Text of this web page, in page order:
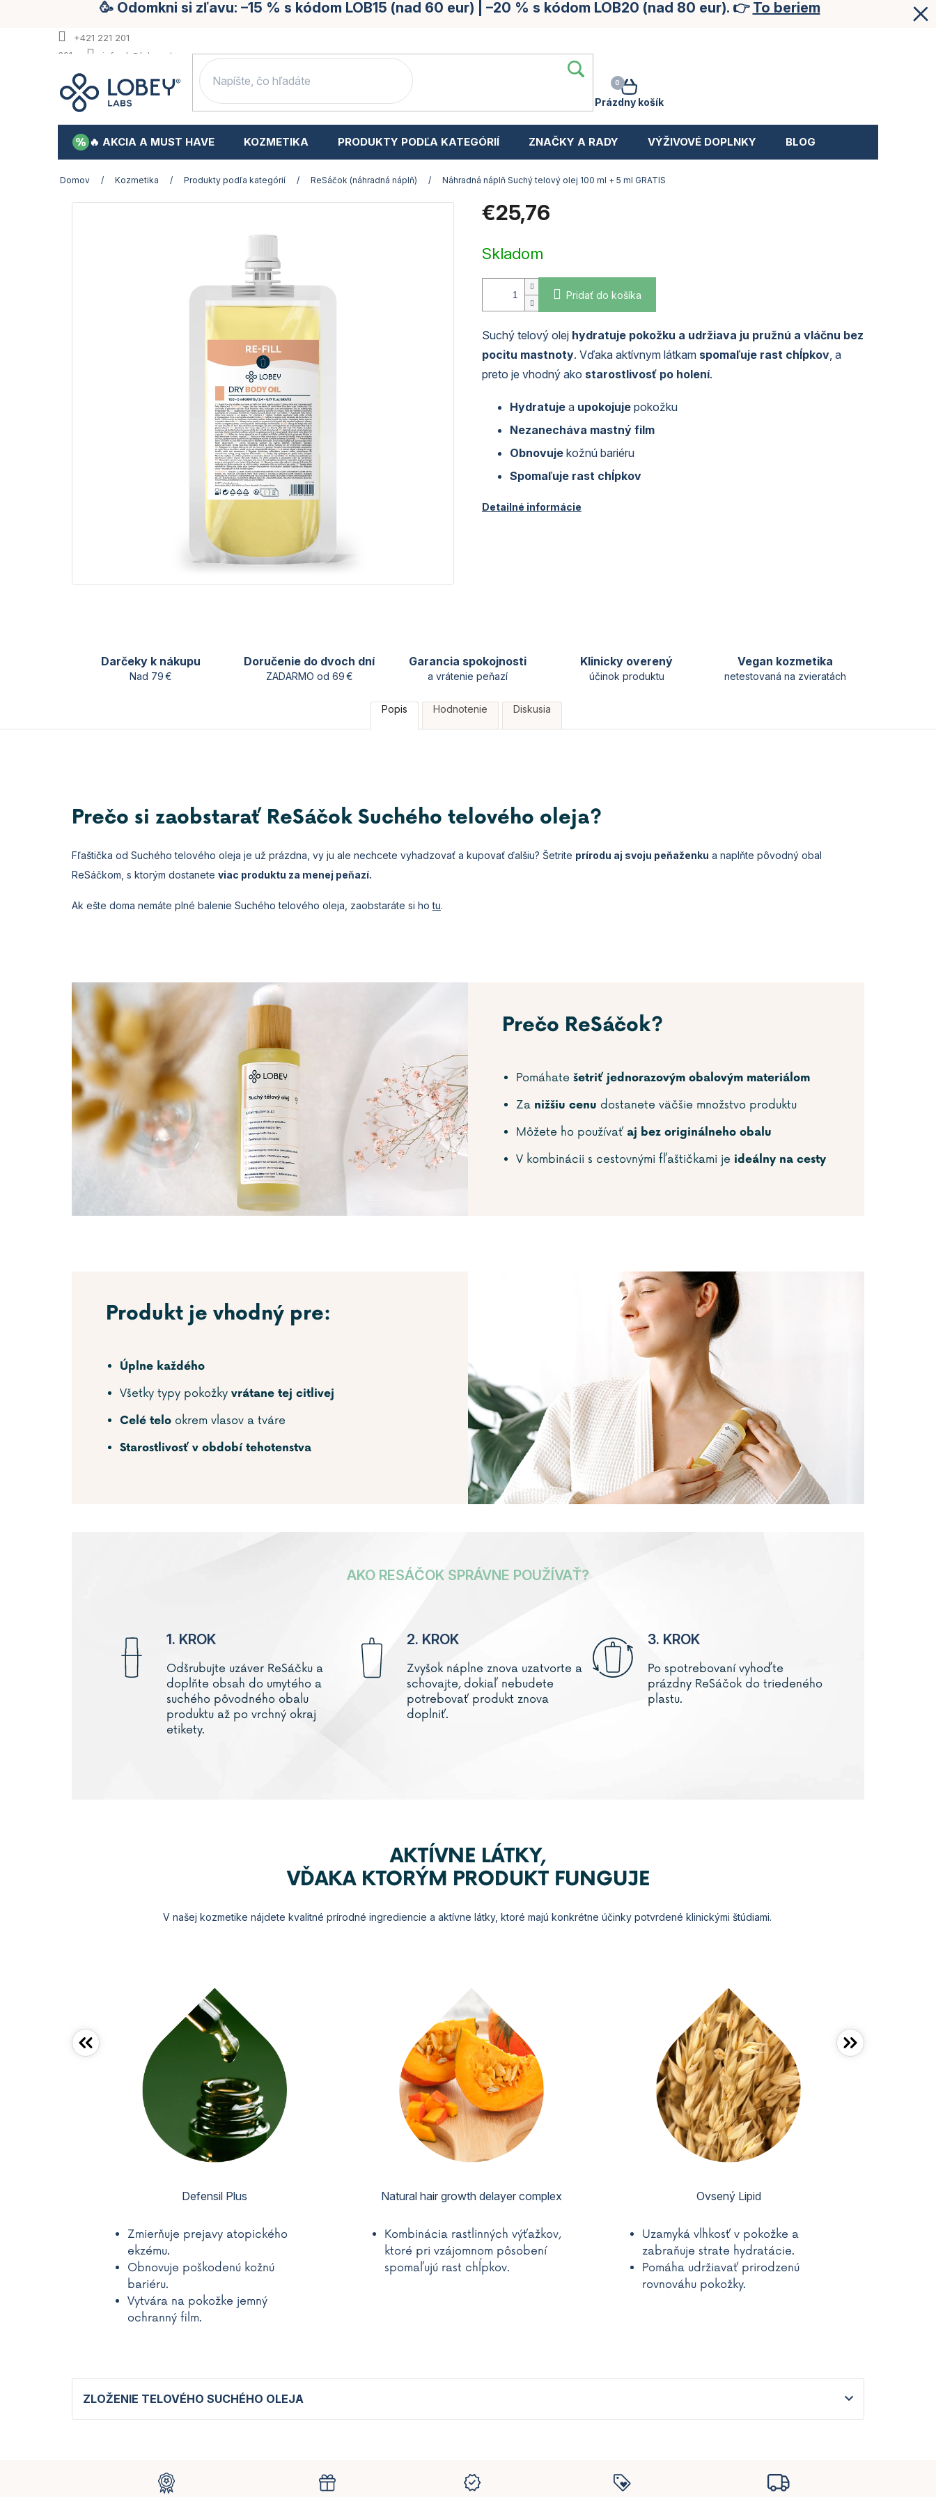
🥳 Odomkni si zľavu: –15 % s kódom LOB15 (nad 60 eur) | –20 % s kódom LOB20 (nad 80 eur). 👉 To beriem
+421 221 201
391
info.sk@lobey.store
NÁKUPNÝ
KOŠÍK
Prázdny košík
🔥 AKCIA A MUST HAVE KOZMETIKA PRODUKTY PODĽA KATEGÓRIÍ ZNAČKY A RADY VÝŽIVOVÉ DOPLNKY BLOG
Domov / Kozmetika / Produkty podľa kategórií / ReSáčok (náhradná náplň) / Náhradná náplň Suchý telový olej 100 ml + 5 ml GRATIS
€25,76
cena:
Skladom
Pridať do košíka
Suchý telový olej hydratuje pokožku a udržiava ju pružnú a vláčnu bez
pocitu mastnoty. Vďaka aktívnym látkam spomaľuje rast chĺpkov, a
preto je vhodný ako starostlivosť po holení.
Hydratuje a upokojuje pokožku
Nezanecháva mastný film
Obnovuje kožnú bariéru
Spomaľuje rast chĺpkov
Detailné informácie
Darčeky k nákupu
Nad 79 €
Doručenie do dvoch dní
ZADARMO od 69 €
Garancia spokojnosti
a vrátenie peňazí
Klinicky overený
účinok produktu
Vegan kozmetika
netestovaná na zvieratách
Popis Hodnotenie Diskusia
Prečo si zaobstarať ReSáčok Suchého telového oleja?
Fľaštička od Suchého telového oleja je už prázdna, vy ju ale nechcete vyhadzovať a kupovať ďalšiu? Šetrite prírodu aj svoju peňaženku a naplňte pôvodný obal
ReSáčkom, s ktorým dostanete viac produktu za menej peňazí.
Ak ešte doma nemáte plné balenie Suchého telového oleja, zaobstaráte si hotu.
Prečo ReSáčok?
Pomáhate šetriť jednorazovým obalovým materiálom
Za nižšiu cenu dostanete väčšie množstvo produktu
Môžete ho používať aj bez originálneho obalu
V kombinácii s cestovnými fľaštičkami je ideálny na cesty
Produkt je vhodný pre:
Úplne každého
Všetky typy pokožky vrátane tej citlivej
Celé telo okrem vlasov a tváre
Starostlivosť v období tehotenstva
AKO RESÁČOK SPRÁVNE POUŽÍVAŤ?
1. KROK
Odšrubujte uzáver ReSáčku a
doplňte obsah do umytého a
suchého pôvodného obalu
produktu až po vrchný okraj
etikety.
2. KROK
Zvyšok náplne znova uzatvorte a
schovajte, dokiaľ nebudete
potrebovať produkt znova
doplniť.
3. KROK
Po spotrebovaní vyhoďte
prázdny ReSáčokdo triedeného
plastu.
AKTÍVNE LÁTKY,
VĎAKA KTORÝM PRODUKT FUNGUJE
V našej kozmetike nájdete kvalitné prírodné ingrediencie a aktívne látky, ktoré majú konkrétne účinky potvrdené klinickými štúdiami.
Defensil Plus
Zmierňuje prejavy atopického
ekzému.
Obnovuje poškodenú kožnú
bariéru.
Vytvára na pokožke jemný
ochranný film.
Natural hair growth delayer complex
Kombinácia rastlinných výťažkov,
ktoré pri vzájomnom pôsobení
spomaľujú rast chĺpkov.
Ovsený Lipid
Uzamyká vlhkosť v pokožke a
zabraňuje strate hydratácie.
Pomáha udržiavať prirodzenú
rovnováhu pokožky.
ZLOŽENIE TELOVÉHO SUCHÉHO OLEJA